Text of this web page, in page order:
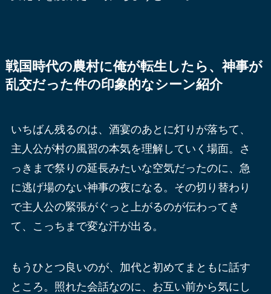
戦国時代の農村に俺が転生したら、神事が
乱交だった件の印象的なシーン紹介
いちばん残るのは、酒宴のあとに灯りが落ちて、
主人公が村の風習の本気を理解していく場面。さ
っきまで祭りの延長みたいな空気だったのに、急
に逃げ場のない神事の夜になる。その切り替わり
で主人公の緊張がぐっと上がるのが伝わってき
て、こっちまで変な汗が出る。
もうひとつ良いのが、加代と初めてまともに話す
ところ。照れた会話なのに、お互い前から気にし